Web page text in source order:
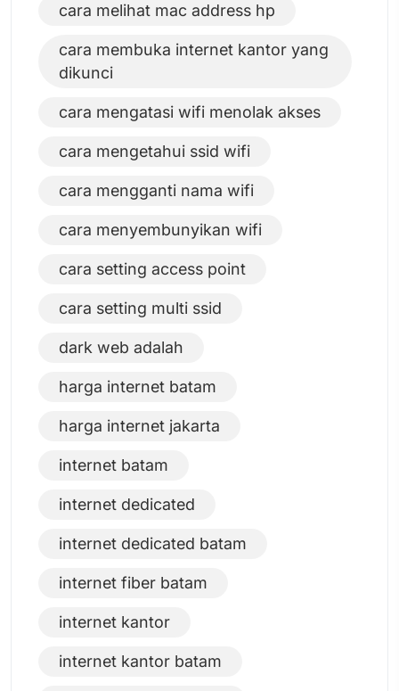
cara melihat mac address hp
cara membuka internet kantor yang
dikunci
cara mengatasi wifi menolak akses
cara mengetahui ssid wifi
cara mengganti nama wifi
cara menyembunyikan wifi
cara setting access point
cara setting multi ssid
dark web adalah
harga internet batam
harga internet jakarta
internet batam
internet dedicated
internet dedicated batam
internet fiber batam
internet kantor
internet kantor batam